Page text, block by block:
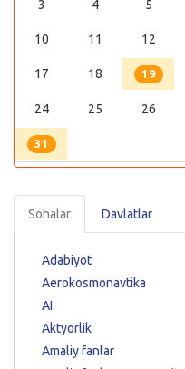
3 4 5
10 11 12
17 18 19
24 25 26
31
Sohalar Davlatlar
Adabiyot
Aerokosmonavtika
AI
Aktyorlik
Amaliy fanlar